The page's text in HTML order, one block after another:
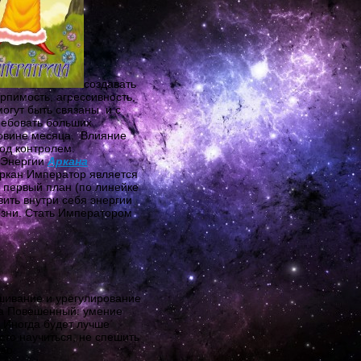
создавать
агрессивность,
быть связаны и с
больших
месяца. Влияние
контролем.
ЭнергииАркана
Император является
первый план (по линейке
внутри себя энергии
Стать Императором
и урегулирование
Повешенный: умение
будет лучше
научиться, не спешить